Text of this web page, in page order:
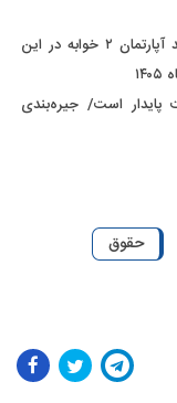
لیست قیمت خرید مسکن در نازی‌آباد/ خرید آپارتمان ۲ خوابه در این
است/ جیره‌بندی
حقوق